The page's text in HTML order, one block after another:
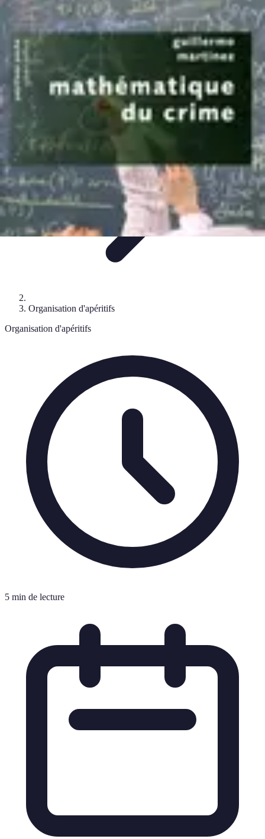
Moments Apéritifs
Tendances
Conseils et AstucesRécettes et AstucesRecettes
ApéritifsPréparation d'apéritifs
Moments Apéritifs
Organisation d'apéritifs
Organisation d'apéritifs
5 min de lecture